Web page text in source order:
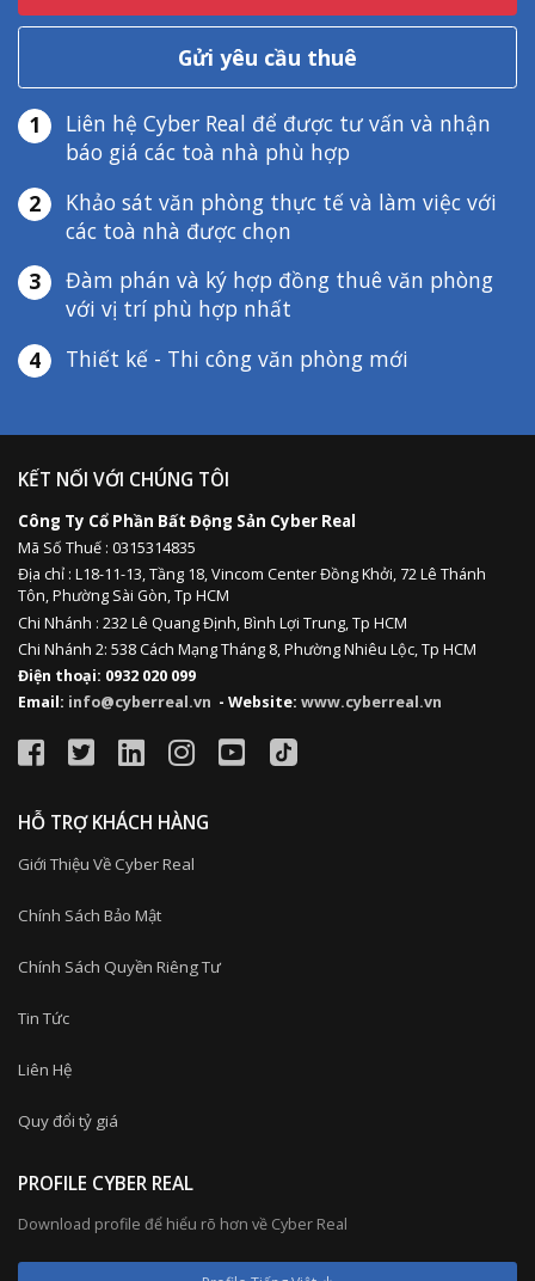
Gửi yêu cầu thuê
1
Liên hệ Cyber Real để được tư vấn và nhận
báo giá các toà nhà phù hợp
2
Khảo sát văn phòng thực tế và làm việc với
các toà nhà được chọn
3
Đàm phán và ký hợp đồng thuê văn phòng
với vị trí phù hợp nhất
4
Thiết kế - Thi công văn phòng mới
KẾT NỐI VỚI CHÚNG TÔI
Công Ty Cổ Phần Bất Động Sản Cyber Real
Mã Số Thuế : 0315314835
Địa chỉ : L18-11-13,Tầng 18, Vincom Center Đồng Khởi, 72 Lê Thánh
Tôn, Phường Sài Gòn, Tp HCM
Chi Nhánh : 232 Lê Quang Định,Bình Lợi Trung,Tp HCM
Chi Nhánh 2: 538 Cách Mạng Tháng 8, Phường Nhiêu Lộc, Tp HCM
Điện thoại: 0932 020 099
Email: info@cyberreal.vn - Website: www.cyberreal.vn
HỖ TRỢ KHÁCH HÀNG
Giới Thiệu Về Cyber Real
Chính Sách Bảo Mật
Chính Sách Quyền Riêng Tư
Tin Tức
Liên Hệ
Quy đổi tỷ giá
PROFILE CYBER REAL
Download profile để hiểu rõ hơn về Cyber Real